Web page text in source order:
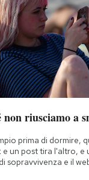
non riusciamo a
prima di dormire,
e un post tira l'altro,
sopravvivenza e il